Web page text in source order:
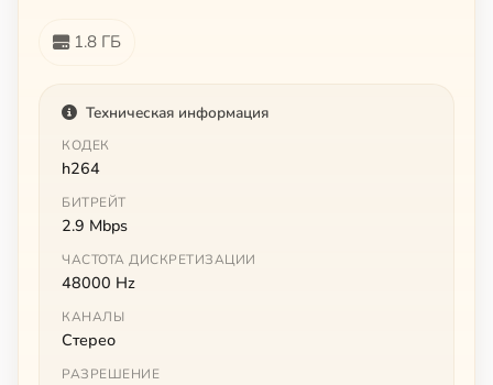
1.8 ГБ
Техническая информация
КОДЕК
h264
БИТРЕЙТ
2.9 Mbps
ЧАСТОТА ДИСКРЕТИЗАЦИИ
48000 Hz
КАНАЛЫ
Стерео
РАЗРЕШЕНИЕ